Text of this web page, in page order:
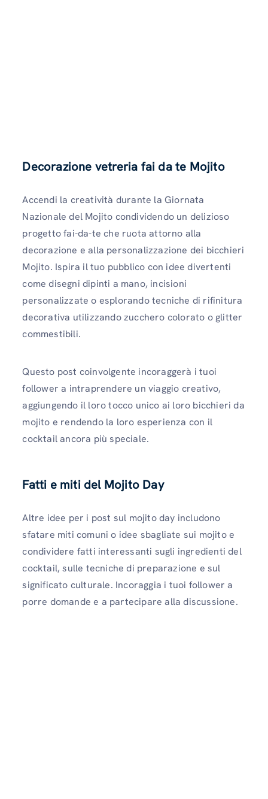
Decorazione vetreria fai da te Mojito
Accendi la creatività durante la Giornata
Nazionale del Mojito condividendo un delizioso
progetto fai-da-te che ruota attorno alla
decorazione e alla personalizzazione dei bicchieri
Mojito. Ispira il tuo pubblico con idee divertenti
come disegni dipinti a mano, incisioni
personalizzate o esplorando tecniche di rifinitura
decorativa utilizzando zucchero colorato o glitter
commestibili.
Questo post coinvolgente incoraggerà i tuoi
follower a intraprendere un viaggio creativo,
aggiungendo il loro tocco unico ai loro bicchieri da
mojito e rendendo la loro esperienza con il
cocktail ancora più speciale.
Fatti e miti del Mojito Day
Altre idee per i post sul mojito day includono
sfatare miti comuni o idee sbagliate sui mojito e
condividere fatti interessanti sugli ingredienti del
cocktail, sulle tecniche di preparazione e sul
significato culturale. Incoraggia i tuoi follower a
porre domande e a partecipare alla discussione.